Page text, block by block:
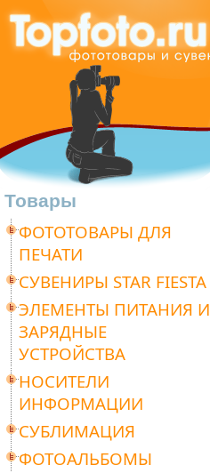
Товары
ФОТОТОВАРЫ ДЛЯ
ПЕЧАТИ
СУВЕНИРЫ STAR FIESTA
ЭЛЕМЕНТЫ ПИТАНИЯ И
ЗАРЯДНЫЕ
УСТРОЙСТВА
НОСИТЕЛИ
ИНФОРМАЦИИ
СУБЛИМАЦИЯ
ФОТОАЛЬБОМЫ